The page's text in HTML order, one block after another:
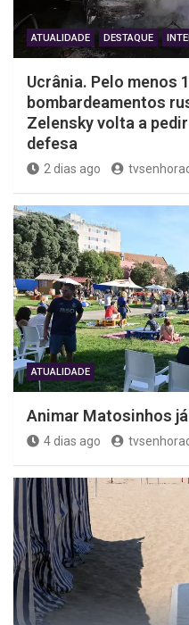
ATUALIDADE DESTAQUE
Ucrânia. Pelo menos
bombardeamentos
Zelensky volta a
defesa
2 dias ago
ATUALIDADE
Animar Matosinhos
4 dias ago